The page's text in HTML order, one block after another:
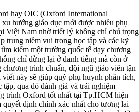
hay OIC (Oxford International
hướng giáo dục mới được nhiều phụ
Việt Nam nhờ triết lý không chỉ chú trọng
trung niềm vui trong học tập và các kỹ
kiếm một trường quốc tế dạy chương
chỉ dừng lại ở danh tiếng mà còn ở
trình chuẩn, đội ngũ giáo viên tận
này sẽ giúp quý phụ huynh phân tích,
qua đó đánh giá và trải nghiệm
trình Oxford tốt nhất tại Tp.HCM hiện
định chính xác nhất cho tương lai